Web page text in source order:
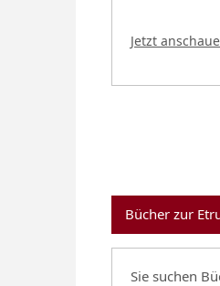
Jetzt
Bücher zur
Sie suchen